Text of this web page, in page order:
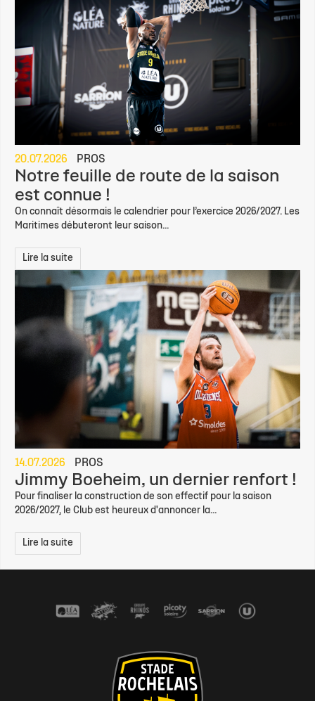
20.07.2026 PROS
Notre feuille de route de la saison
est connue !
On connaît désormais le calendrier pour l’exercice 2026/2027. Les
Maritimes débuteront leur saison...
Lire la suite
14.07.2026 PROS
Jimmy Boeheim, un dernier renfort !
Pour finaliser la construction de son effectif pour la saison
2026/2027, le Club est heureux d'annoncer la...
Lire la suite